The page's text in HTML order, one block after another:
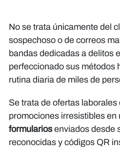
No se trata únicamente del
sospechoso o de correos
bandas dedicadas a delitos
perfeccionado sus métodos
rutina diaria de miles de
Se trata de ofertas
promociones irresistibles en
formulariosenviados desde
reconocidas y códigos QR